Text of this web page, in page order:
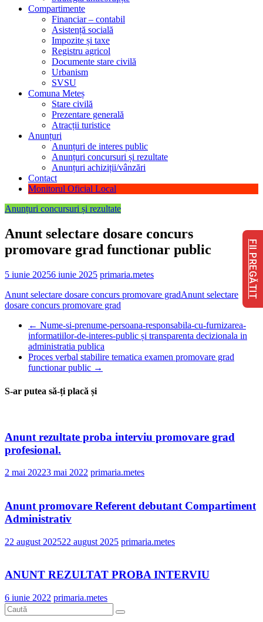
Compartimente
Financiar – contabil
Asistență socială
Impozite și taxe
Registru agricol
Documente stare civilă
Urbanism
SVSU
Comuna Meteș
Stare civilă
Prezentare generală
Atracții turistice
Anunțuri
Anunțuri de interes public
Anunțuri concursuri și rezultate
Anunțuri achiziții/vânzări
Contact
Monitorul Oficial Local
Anunțuri concursuri și rezultate
Anunt selectare dosare concurs
promovare grad functionar public
5 iunie 20256 iunie 2025 primaria.metes
Anunt selectare dosare concurs promovare gradAnunt selectare
dosare concurs promovare grad
← Nume-si-prenume-persoana-responsabila-cu-furnizarea-
informatiilor-de-interes-public și transparenta decizionala in
administratia publica
Proces verbal stabilire tematica examen promovare grad
functionar public →
S-ar putea să-ți placă și
Anunt rezultate proba interviu promovare grad
profesional.
2 mai 20223 mai 2022 primaria.metes
Anunt promovare Referent debutant Compartiment
Administrativ
22 august 202522 august 2025 primaria.metes
ANUNT REZULTAT PROBA INTERVIU
6 iunie 2022 primaria.metes
FII PREGĂTIT